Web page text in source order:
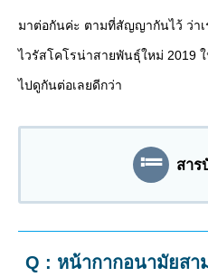
มาต่อกันค่ะ ตามที่สัญญากันไว้ ว่าเ
ไวรัสโคโรน่าสายพันธุ์ใหม่ 2019
ไปดูกันต่อเลยดีกว่า
สาร
Q : หน้ากากอนามัยสา